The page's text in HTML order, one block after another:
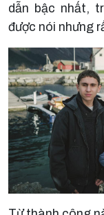
dẫn bậc nhất,
được nói nhưng